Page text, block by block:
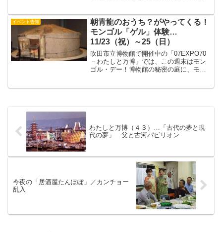
対応に追われた一日でしたが、良くも悪
くも「岡本太郎」は人々の...
イベント告知
朝青龍のおうち？がやってくる！
モンゴル「ゲル」体験…
11/23（祝）～25（日）
吹田市立博物館で開催中の「07EXPO70
－わたしと万博」では、この週末はモン
ゴル・デー！博物館の秘密の庭に、モン
わたしと万博（４３）…「古代の夢と現
代の夢」 父と古河パビリオン
今夜の「居酒屋たんぽぽ」／カンチョー
乱入